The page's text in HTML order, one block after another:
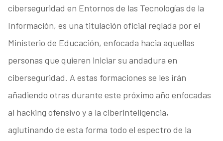
ciberseguridad en Entornos de las Tecnologías de la
Información, es una titulación oficial reglada por el
Ministerio de Educación, enfocada hacia aquellas
personas que quieren iniciar su andadura en
ciberseguridad. A estas formaciones se les irán
añadiendo otras durante este próximo año enfocadas
al hacking ofensivo y a la ciberinteligencia,
aglutinando de esta forma todo el espectro de la